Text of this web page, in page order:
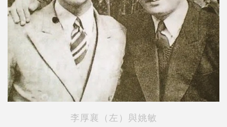
李厚襄（左）與姚敏